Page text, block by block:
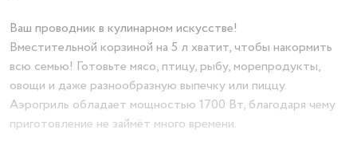
Ваш проводник в кулинарном искусстве!
Вместительной корзиной на 5 л хватит, чтобы накормить
всю семью! Готовьте мясо, птицу, рыбу, морепродукты,
овощи и даже разнообразную выпечку или пиццу.
Аэрогриль обладает мощностью 1700 Вт, благодаря чему
приготовление не займёт много времени.